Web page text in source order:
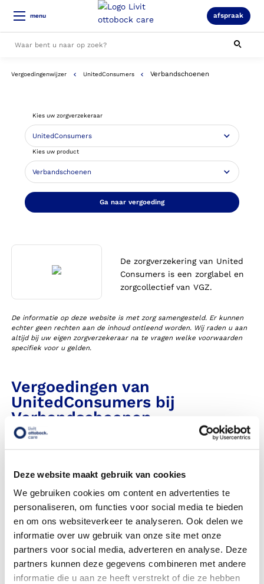
Deze website maakt gebruik van cookies
We gebruiken cookies om content en advertenties te
personaliseren, om functies voor social media te bieden
en om ons websiteverkeer te analyseren. Ook delen we
informatie over uw gebruik van onze site met onze
partners voor social media, adverteren en analyse. Deze
partners kunnen deze gegevens combineren met andere
informatie die u aan ze heeft verstrekt of die ze hebben
menu afspraak
Alle resultaten
Vergoedingenwijzer UnitedConsumers Verbandschoenen
Kies uw zorgverzekeraar
Kies uw product
Ga naar vergoeding
De zorgverzekering van United
Consumers is een zorglabel en
zorgcollectief van VGZ.
De informatie op deze website is met zorg samengesteld. Er kunnen
echter geen rechten aan de inhoud ontleend worden. Wij raden u aan
altijd bij uw eigen zorgverzekeraar na te vragen welke voorwaarden
specifiek voor u gelden.
Vergoedingen van
UnitedConsumers bij
Verbandschoenen
Moet ik een eigen bijdrage betalen voor verbandschoenen?
Heb ik vooraf toestemming nodig van mijn
zorgverzekeraar?
Heb ik een verwijsbrief nodig?